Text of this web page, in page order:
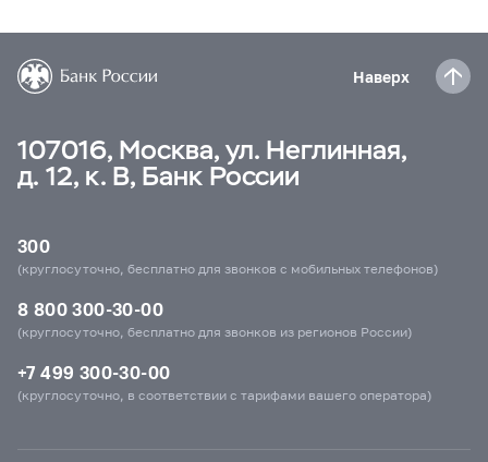
Наверх
107016, Москва, ул. Неглинная,
д. 12, к. В, Банк России
300
(круглосуточно, бесплатно для звонков с мобильных телефонов)
8 800 300-30-00
(круглосуточно, бесплатно для звонков из регионов России)
+7 499 300-30-00
(круглосуточно, в соответствии с тарифами вашего оператора)